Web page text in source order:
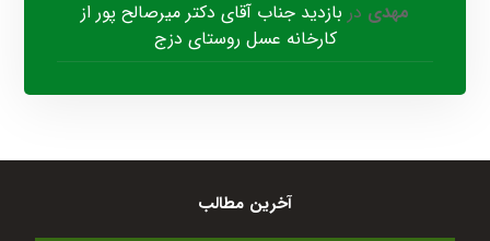
مهدی در بازدید جناب آقای دکتر میرصالح پور از
کارخانه عسل روستای دزج
آخرین مطالب